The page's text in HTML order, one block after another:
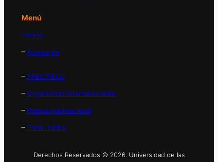
Menú
– Inicio
– Acerca de
– APEC/PECC
– Organismos Internacionales
– Prensa Internacional
– Think Tanks
Derechos Reservados © 2026. Universidad de las